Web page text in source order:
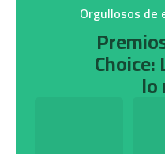
Orgullosos de
lo